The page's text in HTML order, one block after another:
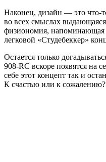
Наконец, дизайн — это что-
во всех смыслах
физиономия, напоминающая
легковой «Студебеккер»
Остается только
908-RC вскоре появятся на
себе этот концепт так и
К счастью или к